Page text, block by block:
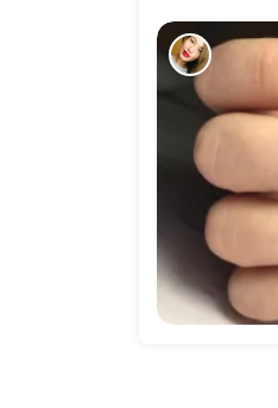
245